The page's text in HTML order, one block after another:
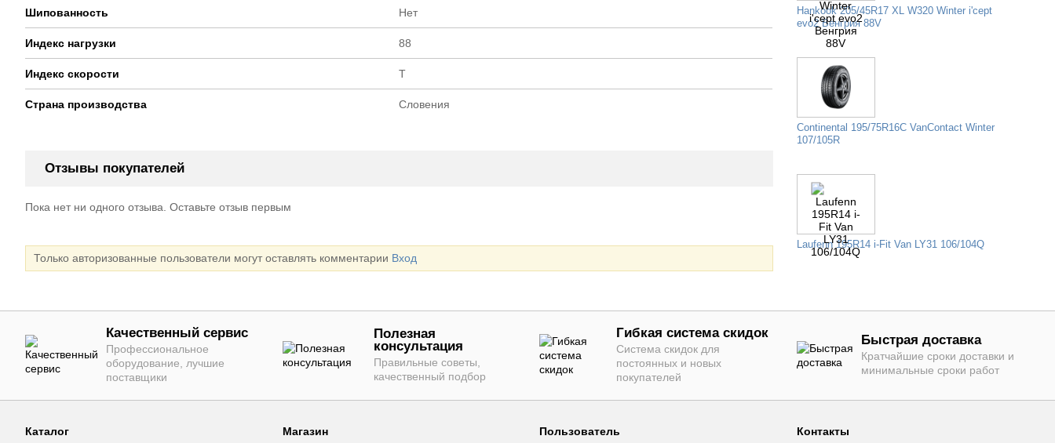
Шипованность Нет
Индекс нагрузки 88
Индекс скорости T
Страна производства Словения
Отзывы покупателей
Пока нет ни одного отзыва. Оставьте отзыв первым
Только авторизованные пользователи могут оставлять комментарии Вход
Hankook 205/45R17 XL W320 Winter i'cept
evo2 Венгрия 88V
Continental 195/75R16C VanContact Winter
107/105R
Laufenn 195R14 i-Fit Van LY31 106/104Q
Качественный сервис
Профессиональное
оборудование, лучшие
поставщики
Полезная
консультация
Правильные советы,
качественный подбор
Гибкая система скидок
Система скидок для
постоянных и новых
покупателей
Быстрая доставка
Кратчайшие сроки доставки и
минимальные сроки работ
Каталог Магазин Пользователь Контакты